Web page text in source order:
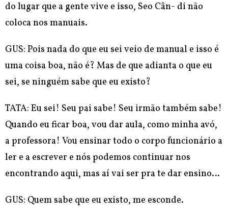
do lugar que a gente vive e isso, Seo Cân- di não
coloca nos manuais.
GUS: Pois nada do que eu sei veio de manual e isso é
uma coisa boa, não é? Mas de que adianta o que eu
sei, se ninguém sabe que eu existo?
TATA: Eu sei! Seu pai sabe! Seu irmão também sabe!
Quando eu ficar boa, vou dar aula, como minha avó,
a professora! Vou ensinar todo o corpo funcionário a
ler e a escrever e nós podemos continuar nos
encontrando aqui, mas aí vai ser pra te dar ensino…
GUS: Quem sabe que eu existo, me esconde.